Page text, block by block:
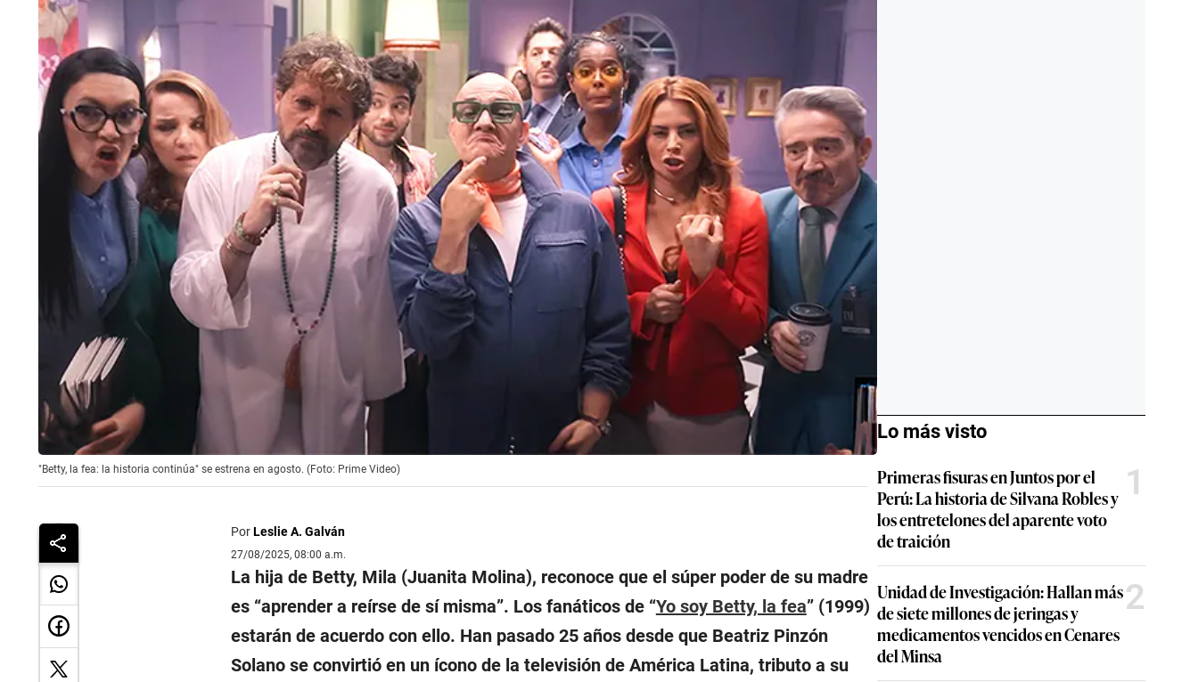
"Betty, la fea: la historia continúa" se estrena en agosto. (Foto: Prime Video)
PorLeslie A. Galván
27/08/2025, 08:00 a.m.
La hija de Betty, Mila (Juanita Molina), reconoce que el súper poder de su madre
es “aprender a reírse de sí misma”. Los fanáticos de “Yo soy Betty, la fea” (1999)
estarán de acuerdo con ello. Han pasado 25 años desde que Beatriz Pinzón
Solano se convirtió en un ícono de la televisión de América Latina, tributo a su
Lo más visto
Primeras fisuras en Juntos por el
Perú: La historia de Silvana Robles y
los entretelones del aparente voto
de traición
1
Unidad de Investigación: Hallan más
de siete millones de jeringas y
medicamentos vencidos en Cenares
del Minsa
2